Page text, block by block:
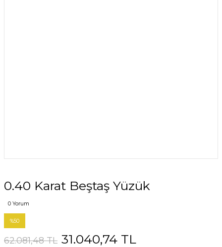
0.40 Karat Beştaş Yüzük
0 Yorum
%50
62.081,48 TL 31.040,74 TL